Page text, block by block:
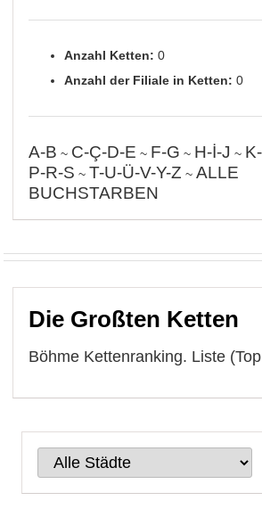
Anzahl Ketten: 0
Anzahl der Filiale in Ketten: 0
A-B ~ C-Ç-D-E ~ F-G ~ H-İ-J ~
P-R-S ~ T-U-Ü-V-Y-Z ~ALLE
BUCHSTARBEN
Die Großten Ketten
Böhme Kettenranking. Liste